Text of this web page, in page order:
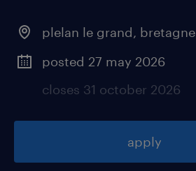
plelan le grand, bretagne
posted 27 may 2026
closes 31 october 2026
apply